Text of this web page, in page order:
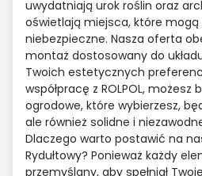
uwydatniają urok roślin oraz
oświetlają miejsca, które
niebezpieczne. Nasza oferta
montaż dostosowany do
Twoich estetycznych
współpracę z ROLPOL,
ogrodowe, które wybierzesz,
ale również solidne i
Dlaczego warto postawić na
Rydułtowy? Ponieważ każdy
przemyślany, aby spełniał